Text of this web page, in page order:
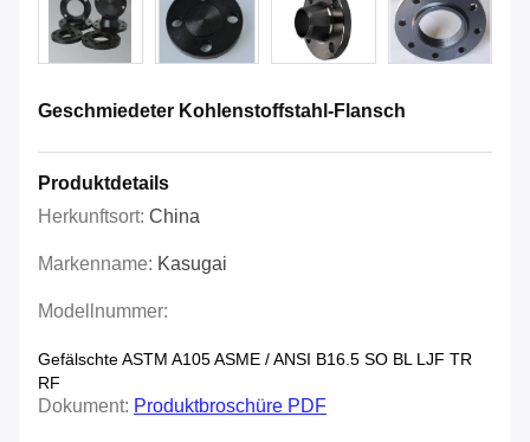
Geschmiedeter Kohlenstoffstahl-Flansch
Produktdetails
Herkunftsort: China
Markenname: Kasugai
Modellnummer:
Gefälschte ASTM A105 ASME / ANSI B16.5 SO BL LJF TR
RF
Dokument: Produktbroschüre PDF